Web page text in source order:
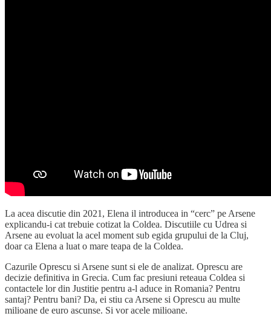
La acea discutie din 2021, Elena il introducea in “cerc” pe Arsene
explicandu-i cat trebuie cotizat la Coldea. Discutiile cu Udrea si
Arsene au evoluat la acel moment sub egida grupului de la Cluj,
doar ca Elena a luat o mare teapa de la Coldea.
Cazurile Oprescu si Arsene sunt si ele de analizat. Oprescu are
decizie definitiva in Grecia. Cum fac presiuni reteaua Coldea si
contactele lor din Justitie pentru a-l aduce in Romania? Pentru
santaj? Pentru bani? Da, ei stiu ca Arsene si Oprescu au multe
milioane de euro ascunse. Si vor acele milioane.